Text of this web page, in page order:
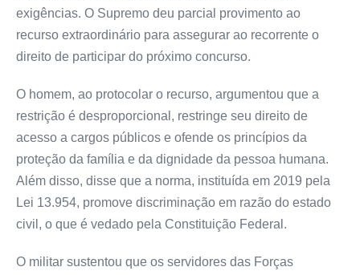
exigências. O Supremo deu parcial provimento ao
recurso extraordinário para assegurar ao recorrente o
direito de participar do próximo concurso.
O homem, ao protocolar o recurso, argumentou que a
restrição é desproporcional, restringe seu direito de
acesso a cargos públicos e ofende os princípios da
proteção da família e da dignidade da pessoa humana.
Além disso, disse que a norma, instituída em 2019 pela
Lei 13.954, promove discriminação em razão do estado
civil, o que é vedado pela Constituição Federal.
O militar sustentou que os servidores das Forças